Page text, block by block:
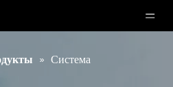
» Система